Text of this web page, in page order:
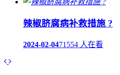
辣椒脐腐病补救措施 ?
2024-02-0471554 人在看